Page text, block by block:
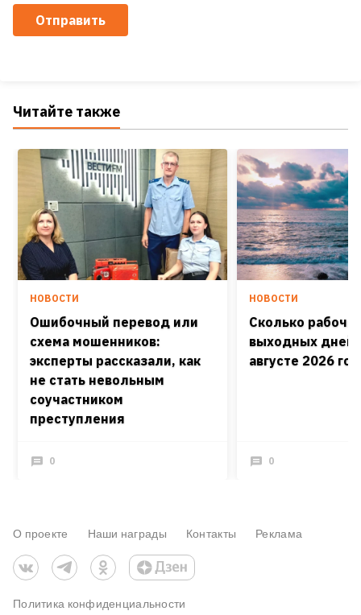
Отправить
Читайте также
НОВОСТИ
Ошибочный перевод или
схема мошенников:
эксперты рассказали, как
не стать невольным
соучастником
преступления
0
НОВОСТИ
Сколько
выходных дней
августе 2026
0
О проекте Наши награды Контакты Реклама
Политика конфиденциальности